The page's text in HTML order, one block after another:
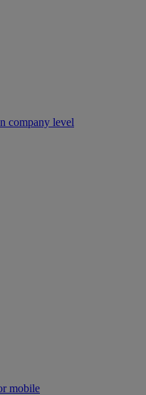
company level
mobile